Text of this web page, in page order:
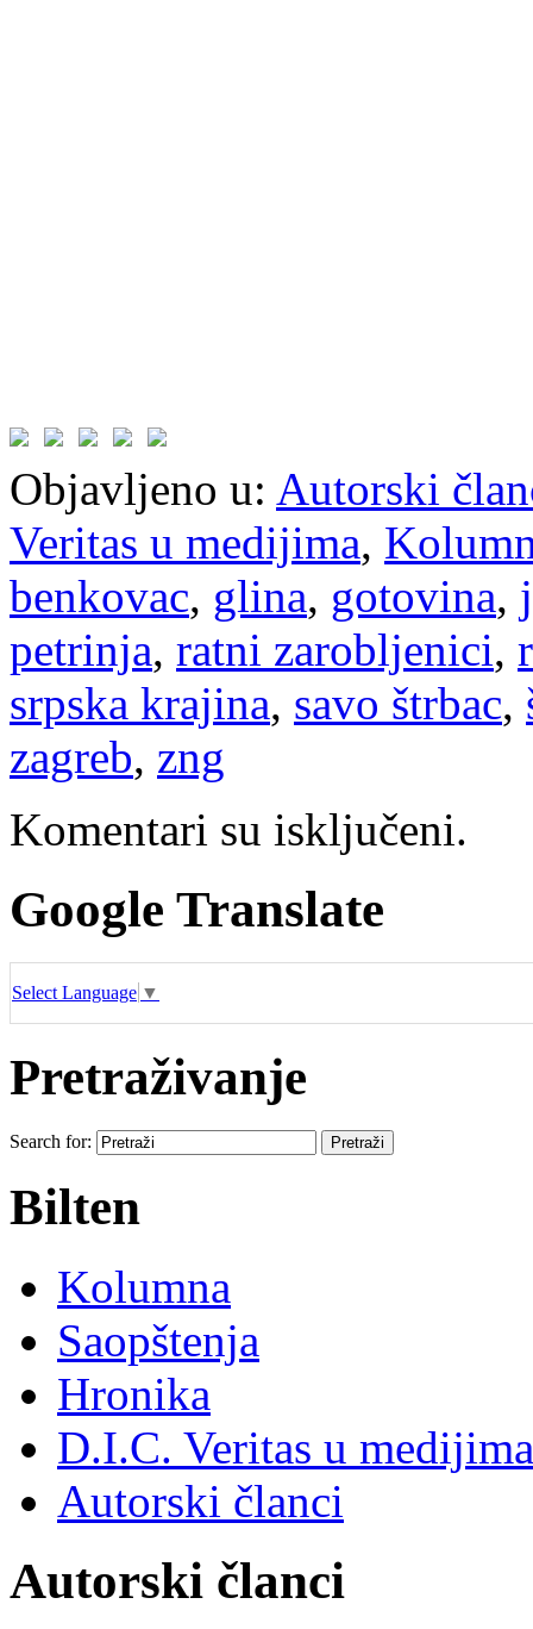
Objavljeno u: Autorski
Veritas u medijima,
benkovac, glina, gotovina,
petrinja, ratni zarobljenici,
srpska krajina, savo štrbac,
zagreb, zng
Komentari su isključeni.
Google Translate
Select Language ▼
Pretraživanje
Search for:
Bilten
Kolumna
Saopštenja
Hronika
D.I.C. Veritas u medijima
Autorski članci
Autorski članci